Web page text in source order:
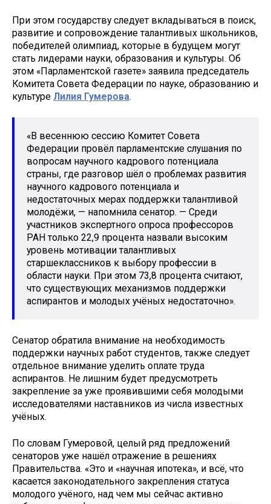
При этом государству следует вкладываться в поиск,
развитие и сопровождение талантливых школьников,
победителей олимпиад, которые в будущем могут
стать лидерами науки, образования и культуры. Об
этом «Парламентской газете» заявила председатель
Комитета Совета Федерации по науке, образованию и
культуре Лилия Гумерова.
«В весеннюю сессию Комитет Совета
Федерации провёл парламентские слушания по
вопросам научного кадрового потенциала
страны, где разговор шёл о проблемах развития
научного кадрового потенциала и
недостаточных мерах поддержки талантливой
молодёжи, — напомнила сенатор. — Среди
участников экспертного опроса профессоров
РАН только 22,9 процента назвали высоким
уровень мотивации талантливых
старшеклассников к выбору профессии в
области науки. При этом 73,8 процента считают,
что существующих механизмов поддержки
аспирантов и молодых учёных недостаточно».
Сенатор обратила внимание на необходимость
поддержки научных работ студентов, также следует
отдельное внимание уделить оплате труда
аспирантов. Не лишним будет предусмотреть
закрепление за уже проявившими себя молодыми
исследователями наставников из числа известных
учёных.
По словам Гумеровой, целый ряд предложений
сенаторов уже нашёл отражение в решениях
Правительства. «Это и «научная ипотека», и всё, что
касается законодательного закрепления статуса
молодого учёного, над чем мы сейчас активно